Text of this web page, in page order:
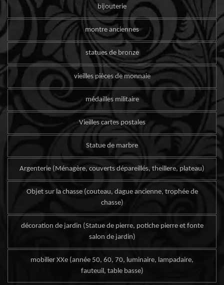
bijouterie
montre anciennes
statues de bronze
vieilles pièces de monnaie
médailles militaire
Vieilles cartes postales
Statue de marbre
Argenterie (Ménagère, couverts dépareillés, theillere, plateau)
Objet sur la chasse (couteau, dague ancienne, trophée de
chasse)
décoration de jardin (Statue de pierre, potiche pierre et fonte
salon de jardin)
mobilier XXe (année 50, 60, 70, luminaire, lampadaire,
fauteuil, table basse)